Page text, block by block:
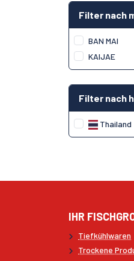
Filter nach
BAN MAI
KAIJAE
Filter nach
Thailand
IHR
Tiefkühlwaren
Trockene